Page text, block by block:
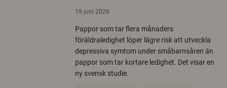
19 juni 2026
Pappor som tar flera månaders
föräldraledighet löper lägre risk att utveckla
depressiva symtom under småbarnsåren än
pappor som tar kortare ledighet. Det visar en
ny svensk studie.